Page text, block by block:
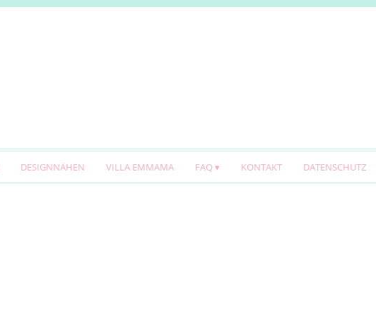
DESIGNNÄHEN VILLA EMMAMA FAQ KONTAKT DATENSCHUTZ